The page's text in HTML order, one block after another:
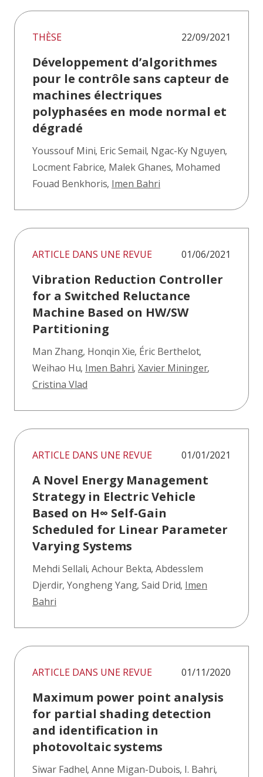
THÈSE 22/09/2021
Développement d’algorithmes
pour le contrôle sans capteur de
machines électriques
polyphasées en mode normal et
dégradé
Youssouf Mini, Eric Semail, Ngac-Ky Nguyen,
Locment Fabrice, Malek Ghanes, Mohamed
Fouad Benkhoris, Imen Bahri
ARTICLE DANS UNE REVUE 01/06/2021
Vibration Reduction Controller
for a Switched Reluctance
Machine Based on HW/SW
Partitioning
Man Zhang, Honqin Xie, Éric Berthelot,
Weihao Hu, Imen Bahri, Xavier Mininger,
Cristina Vlad
ARTICLE DANS UNE REVUE 01/01/2021
A Novel Energy Management
Strategy in Electric Vehicle
Based on H∞ Self-Gain
Scheduled for Linear Parameter
Varying Systems
Mehdi Sellali, Achour Bekta, Abdesslem
Djerdir, Yongheng Yang, Said Drid, Imen
Bahri
ARTICLE DANS UNE REVUE 01/11/2020
Maximum power point analysis
for partial shading detection
and identification in
photovoltaic systems
Siwar Fadhel, Anne Migan-Dubois, I. Bahri,